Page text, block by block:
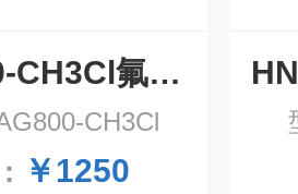
HNAG800-CH3Cl氟利昂气体传感器模组
CH3Cl
￥1250